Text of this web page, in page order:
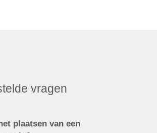
vragen
plaatsen van een